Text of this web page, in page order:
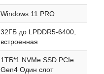
Windows 11 PRO
32ГБ до LPDDR5-6400,
встроенная
1ТБ*1 NVMe SSD PCIe
Gen4 Один слот